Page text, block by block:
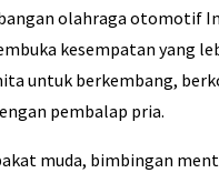
olahraga otomotif
kesempatan yang
untuk berkembang,
pembalap pria.
muda, bimbingan